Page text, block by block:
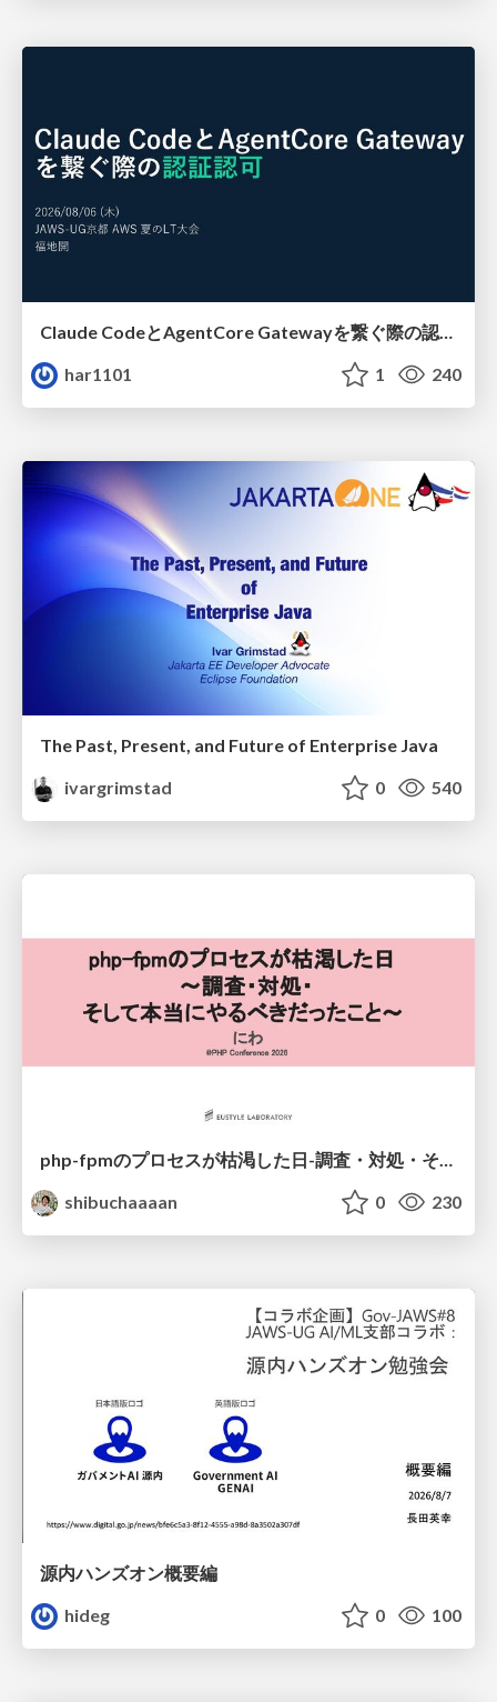
Claude CodeとAgentCore Gatewayを繋ぐ際の認証認可 / Authentication and authorization when connecting Claude Code with AgentCore Gateway
har1101
1 240
The Past, Present, and Future of Enterprise Java
ivargrimstad
0 540
shibuchaaaan
0 230
源内ハンズオン概要編
hideg
0 100